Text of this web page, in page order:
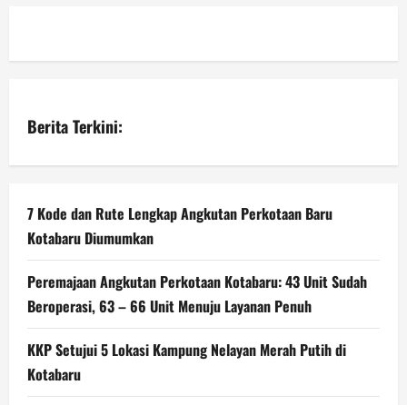
Berita Terkini:
7 Kode dan Rute Lengkap Angkutan Perkotaan Baru
Kotabaru Diumumkan
Peremajaan Angkutan Perkotaan Kotabaru: 43 Unit Sudah
Beroperasi, 63 – 66 Unit Menuju Layanan Penuh
KKP Setujui 5 Lokasi Kampung Nelayan Merah Putih di
Kotabaru